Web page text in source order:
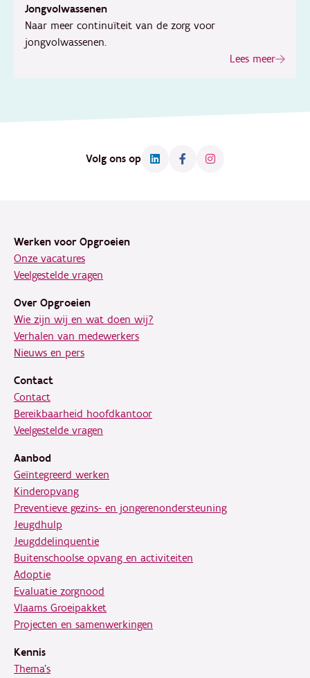
Jongvolwassenen
Naar meer continuïteit van de zorg voor
jongvolwassenen.
Lees meer
Volg ons op
Werken voor Opgroeien
Onze vacatures
Veelgestelde vragen
Over Opgroeien
Wie zijn wij en wat doen wij?
Verhalen van medewerkers
Nieuws en pers
Contact
Contact
Bereikbaarheid hoofdkantoor
Veelgestelde vragen
Aanbod
Geïntegreerd werken
Kinderopvang
Preventieve gezins- en jongerenondersteuning
Jeugdhulp
Jeugddelinquentie
Buitenschoolse opvang en activiteiten
Adoptie
Evaluatie zorgnood
Vlaams Groeipakket
Projecten en samenwerkingen
Kennis
Thema's